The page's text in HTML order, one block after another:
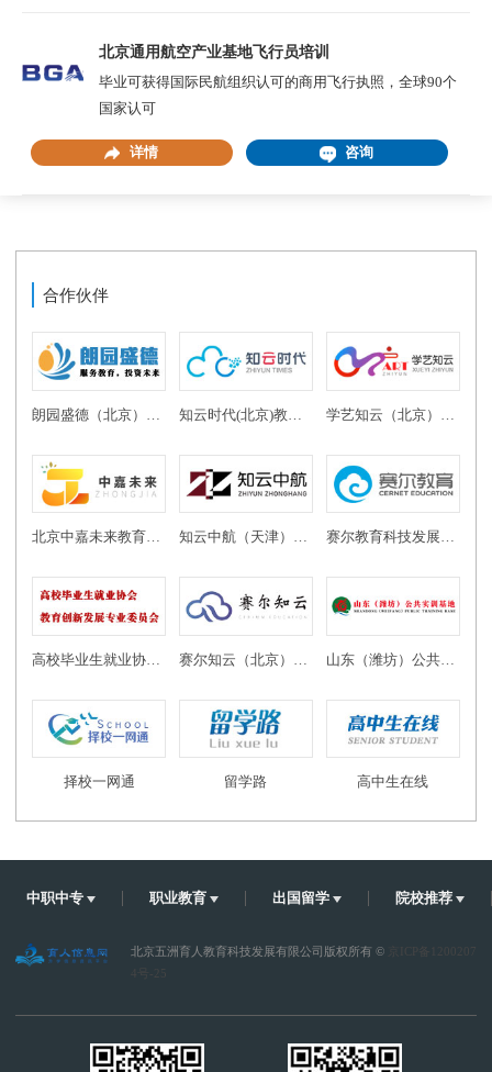
北京通用航空产业基地飞行员培训
毕业可获得国际民航组织认可的商用飞行执照，全球90个
国家认可
详情 咨询
合作伙伴
北京中嘉未来教育科技有限公司 知云中航（天津）教育科技有限公司 赛尔教育科技发展有限公司
山东（潍坊）公共实训基地
择校一网通 留学路 高中生在线
中职中专 职业教育 出国留学 院校推荐
北京五洲育人教育科技发展有限公司版权所有 ©
京ICP备1200207
4号-25